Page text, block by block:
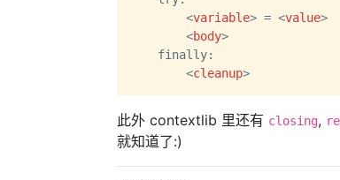
<variable> = <value>
<body>
    finally:
<cleanup>
此外 contextlib 里还有 closing,
就知道了:)